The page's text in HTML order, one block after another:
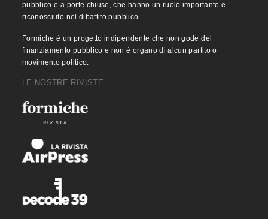
pubblico e a porte chiuse, che hanno un ruolo importante e
riconosciuto nel dibattito pubblico.
Formiche è un progetto indipendente che non gode del
finanziamento pubblico e non è organo di alcun partito o
movimento politico.
LE NOSTRE RIVISTE